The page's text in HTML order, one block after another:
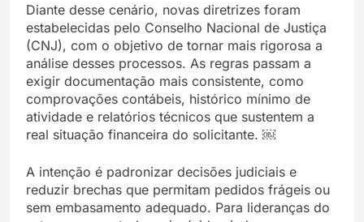
Diante desse cenário, novas diretrizes foram
estabelecidas pelo Conselho Nacional de Justiça
(CNJ), com o objetivo de tornar mais rigorosa a
análise desses processos. As regras passam a
exigir documentação mais consistente, como
comprovações contábeis, histórico mínimo de
atividade e relatórios técnicos que sustentem a
real situação financeira do solicitante. ￼
A intenção é padronizar decisões judiciais e
reduzir brechas que permitam pedidos frágeis ou
sem embasamento adequado. Para lideranças do